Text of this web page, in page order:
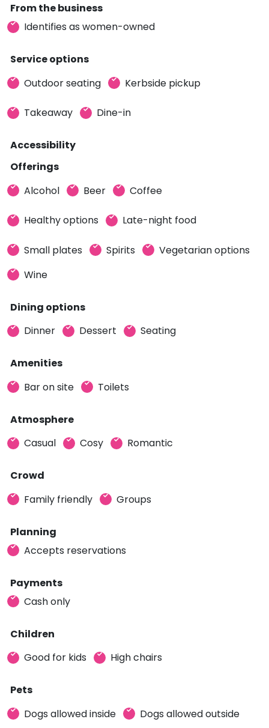
From the business
Identifies as women-owned
Service options
Outdoor seating
Kerbside pickup
Takeaway Dine-in
Accessibility
Offerings
Alcohol
Beer Coffee
Healthy options Late-night food
Small plates Spirits
Vegetarian options
Wine
Dining options
Dinner
Dessert Seating
Amenities
Bar on site
Toilets
Atmosphere
Casual
Cosy Romantic
Crowd
Family friendly
Groups
Planning
Accepts reservations
Payments
Cash only
Children
Good for kids
High chairs
Pets
Dogs allowed inside
Dogs allowed outside